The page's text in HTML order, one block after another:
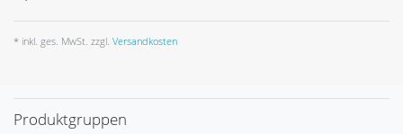
* inkl. ges. MwSt. zzgl. Versandkosten
Produktgruppen